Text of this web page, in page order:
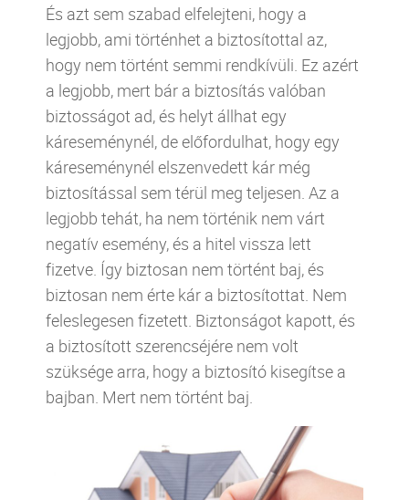
És azt sem szabad elfelejteni, hogy a
legjobb, ami történhet a biztosítottal az,
hogy nem történt semmi rendkívüli. Ez azért
a legjobb, mert bár a biztosítás valóban
biztosságot ad, és helyt állhat egy
káreseménynél, de előfordulhat, hogy egy
káreseménynél elszenvedett kár még
biztosítással sem térül meg teljesen. Az a
legjobb tehát, ha nem történik nem várt
negatív esemény, és a hitel vissza lett
fizetve. Így biztosan nem történt baj, és
biztosan nem érte kár a biztosítottat. Nem
feleslegesen fizetett. Biztonságot kapott, és
a biztosított szerencséjére nem volt
szüksége arra, hogy a biztosító kisegítse a
bajban. Mert nem történt baj.